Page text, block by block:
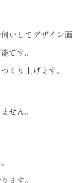
いしてデザイン画
です。
くり上げます。
せん。
ます。